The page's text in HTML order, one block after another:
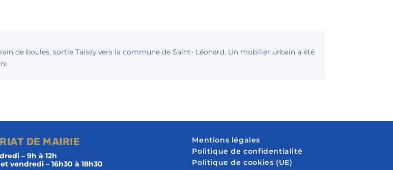
de boules, sortie Taissy vers la commune de Saint- Léonard. Un mobilier urbain a été
DE MAIRIE
– 9h à 12h
vendredi – 16h30 à 18h30
Mentions légales
Politique de confidentialité
Politique de cookies (UE)